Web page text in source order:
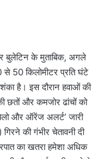
बुलेटिन के मुताबिक, अगले
50 किलोमीटर प्रति घंटे
है। इस दौरान हवाओं की
छतों और कमजोर ढांचों को
और ऑरेंज अलर्ट’ जारी
की गंभीर चेतावनी दी
का खतरा हमेशा अधिक